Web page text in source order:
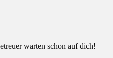
warten schon auf dich!